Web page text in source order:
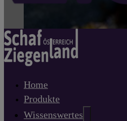
Home
Produkte
Wissenswertes